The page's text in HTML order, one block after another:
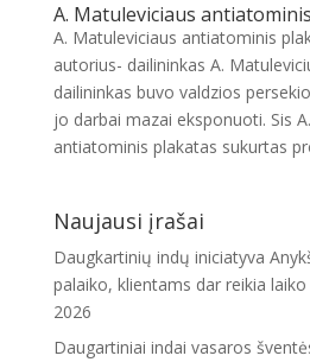
A. Matuleviciaus
A. Matuleviciaus antiatominis
autorius- dailininkas A.
dailininkas buvo valdzios
jo darbai mazai eksponuoti. Sis
antiatominis plakatas sukurtas
Naujausi įrašai
Daugkartinių indų iniciatyva
palaiko, klientams dar reikia
2026
Daugartiniai indai vasaros